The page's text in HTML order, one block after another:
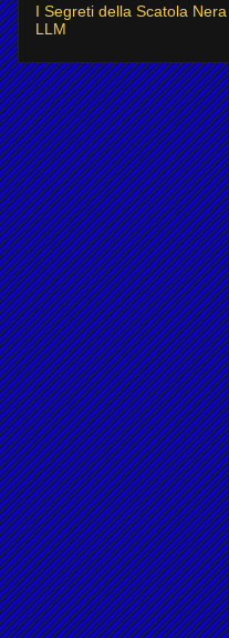
I Segreti della Scatola
LLM